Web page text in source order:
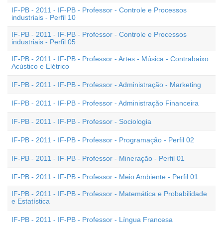
IF-PB - 2011 - IF-PB - Professor - Controle e Processos
industriais - Perfil 10
IF-PB - 2011 - IF-PB - Professor - Controle e Processos
industriais - Perfil 05
IF-PB - 2011 - IF-PB - Professor - Artes - Música - Contrabaixo
Acústico e Elétrico
IF-PB - 2011 - IF-PB - Professor - Administração - Marketing
IF-PB - 2011 - IF-PB - Professor - Administração Financeira
IF-PB - 2011 - IF-PB - Professor - Sociologia
IF-PB - 2011 - IF-PB - Professor - Programação - Perfil 02
IF-PB - 2011 - IF-PB - Professor - Mineração - Perfil 01
IF-PB - 2011 - IF-PB - Professor - Meio Ambiente - Perfil 01
IF-PB - 2011 - IF-PB - Professor - Matemática e Probabilidade
e Estatística
IF-PB - 2011 - IF-PB - Professor - Língua Francesa